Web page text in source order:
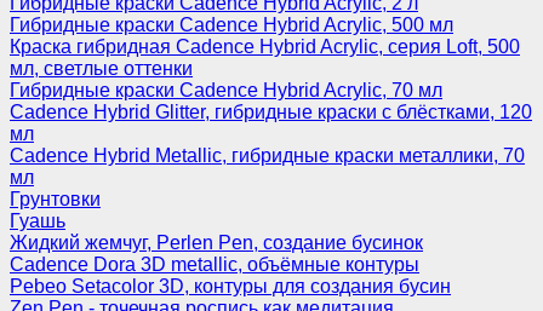
Гибридные краски Cadence Hybrid Acrylic, 500 мл
Краска гибридная Cadence Hybrid Acrylic, серия Loft, 500
мл, светлые оттенки
Гибридные краски Cadence Hybrid Acrylic, 70 мл
Cadence Hybrid Glitter, гибридные краски с блёстками, 120
мл
Cadence Hybrid Metallic, гибридные краски металлики, 70
мл
Грунтовки
Гуашь
Жидкий жемчуг, Perlen Pen, создание бусинок
Cadence Dora 3D metallic, объёмные контуры
Pebeo Setacolor 3D, контуры для создания бусин